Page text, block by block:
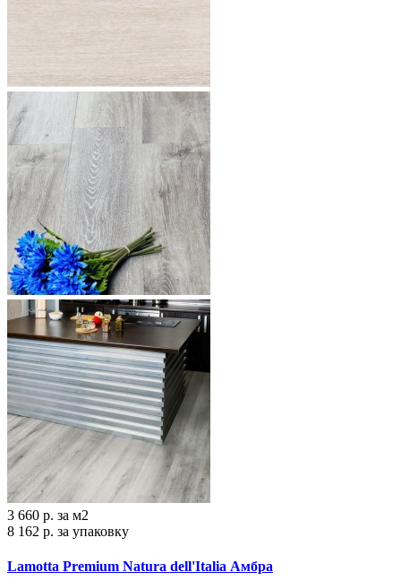
3 660 р. за м2
8 162 р. за упаковку
Lamotta Premium Natura dell'Italia Амбра